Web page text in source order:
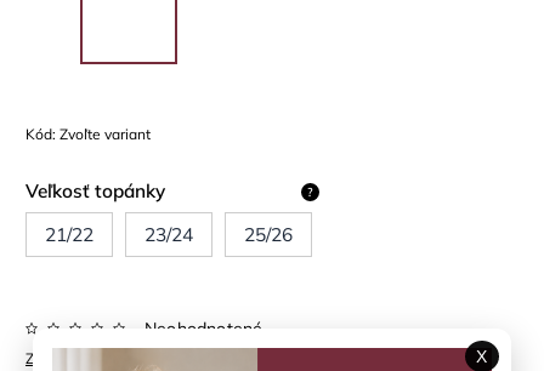
Kód: Zvoľte variant
Veľkosť topánky ?
21/22 23/24 25/26
Značka:
Neohodnotené
X